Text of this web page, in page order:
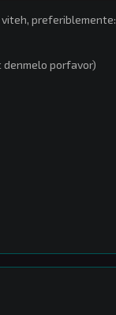
viteh, preferiblemente:
denmelo porfavor)